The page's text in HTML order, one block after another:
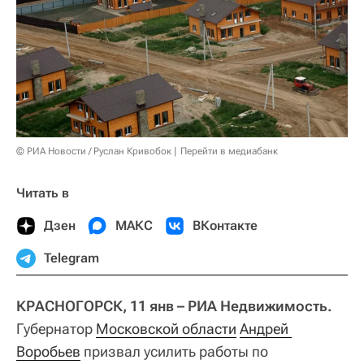
© РИА Новости / Руслан Кривобок Перейти в медиабанк
Читать в
Дзен МАКС ВКонтакте
Telegram
КРАСНОГОРСК, 11 янв – РИА Недвижимость.
Губернатор Московской области Андрей
Воробьев призвал усилить работы по